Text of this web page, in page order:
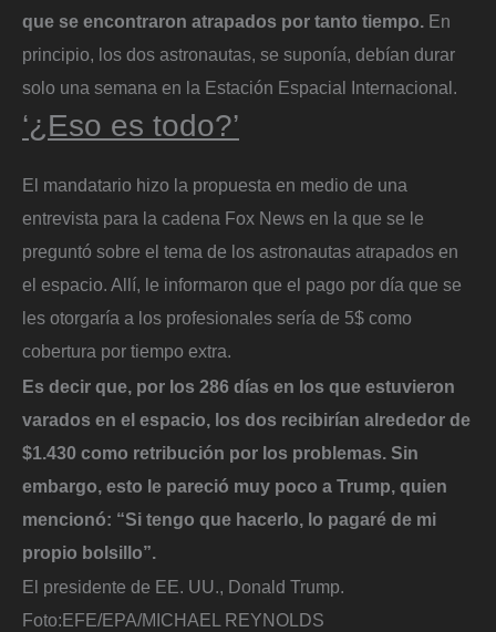
que se encontraron atrapados por tanto tiempo. En
principio, los dos astronautas, se suponía, debían durar
solo una semana en la Estación Espacial Internacional.
‘¿Eso es todo?’
El mandatario hizo la propuesta en medio de una
entrevista para la cadena Fox News en la que se le
preguntó sobre el tema de los astronautas atrapados en
el espacio. Allí, le informaron que el pago por día que se
les otorgaría a los profesionales sería de 5$ como
cobertura por tiempo extra.
Es decir que, por los 286 días en los que estuvieron
varados en el espacio, los dos recibirían alrededor de
$1.430 como retribución por los problemas. Sin
embargo, esto le pareció muy poco a Trump, quien
mencionó: “Si tengo que hacerlo, lo pagaré de mi
propio bolsillo”.
El presidente de EE. UU., Donald Trump.
Foto:EFE/EPA/MICHAEL REYNOLDS